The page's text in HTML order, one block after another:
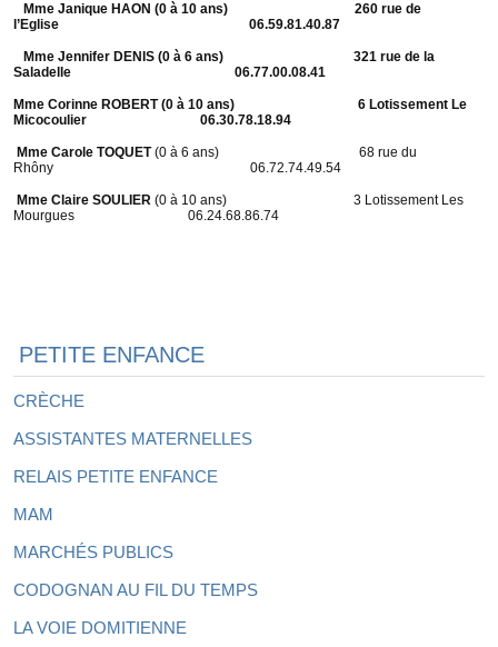
Mme Janique HAON (0 à 10 ans) 260 rue de
l’Eglise 06.59.81.40.87
Mme Jennifer DENIS (0 à 6 ans) 321 rue de la
Saladelle 06.77.00.08.41
Mme Corinne ROBERT (0 à 10 ans) 6 Lotissement Le
Micocoulier 06.30.78.18.94
Mme Carole TOQUET(0 à 6 ans) 68 rue du
Rhôny 06.72.74.49.54
Mme Claire SOULIER (0 à 10 ans) 3 Lotissement Les
Mourgues 06.24.68.86.74
PETITE ENFANCE
CRÈCHE
ASSISTANTES MATERNELLES
RELAIS PETITE ENFANCE
MAM
MARCHÉS PUBLICS
CODOGNAN AU FIL DU TEMPS
LA VOIE DOMITIENNE